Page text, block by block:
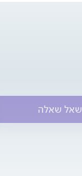
שאל שאלה